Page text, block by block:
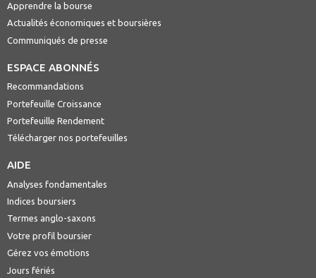
Apprendre la bourse
Actualités économiques et boursières
Communiqués de presse
ESPACE ABONNÉS
Recommandations
Portefeuille Croissance
Portefeuille Rendement
Télécharger nos portefeuilles
AIDE
Analyses fondamentales
Indices boursiers
Termes anglo-saxons
Votre profil boursier
Gérez vos émotions
Jours fériés